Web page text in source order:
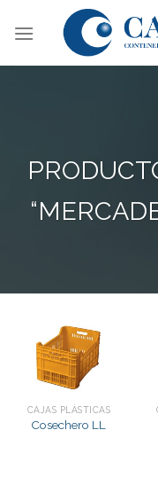
CAJAS PLÁSTICAS
Cosechero LL